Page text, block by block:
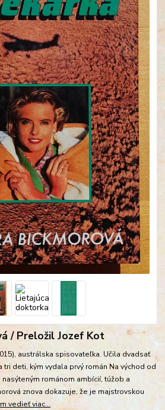
/ Preložil Jozef Kot
austrálska spisovateľka. Učila dvadsať
tri deti, kým vydala prvý román Na východ od
románom ambícií, túžob a
znova dokazuje, že je majstrovskou
vedieť viac...